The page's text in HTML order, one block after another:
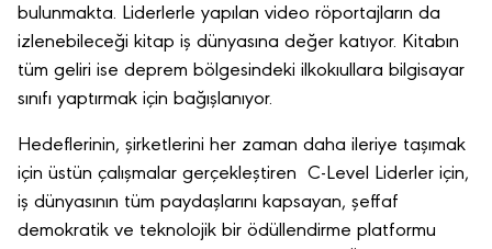
bulunmakta. Liderlerle yapılan video röportajların da
izlenebileceği kitap iş dünyasına değer katıyor. Kitabın
tüm geliri ise deprem bölgesindeki ilkokıullara bilgisayar
sınıfı yaptırmak için bağışlanıyor.
Hedeflerinin, şirketlerini her zaman daha ileriye taşımak
için üstün çalışmalar gerçekleştiren C-Level Liderler için,
iş dünyasının tüm paydaşlarını kapsayan, şeffaf
demokratik ve teknolojik bir ödüllendirme platformu